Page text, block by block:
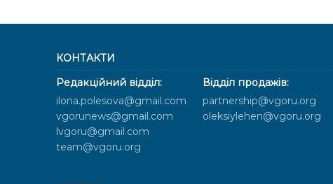
КОНТАКТИ
Редакційний відділ:
ilona.polesova@gmail.com
vgorunews@gmail.com
lvgoru@gmail.com
team@vgoru.org
Відділ продажів:
partnership@vgoru.org
oleksiylehen@vgoru.org